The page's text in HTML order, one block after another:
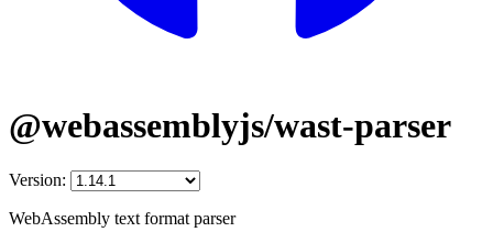
@webassemblyjs/wast-parser
Version:
WebAssembly text format parser